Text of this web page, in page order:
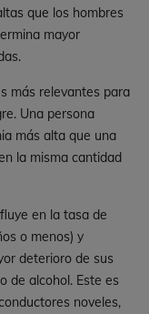
que los hombres
mayor
más relevantes para
Una persona
más alta que una
la misma cantidad
en la tasa de
o menos) y
deterioro de sus
de alcohol. Este es
noveles,